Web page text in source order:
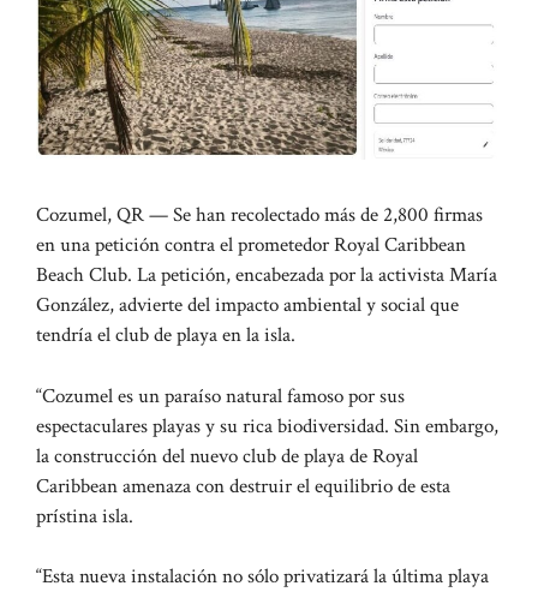
Cozumel, QR — Se han recolectado más de 2,800 firmas
en una petición contra el prometedor Royal Caribbean
Beach Club. La petición, encabezada por la activista María
González, advierte del impacto ambiental y social que
tendría el club de playa en la isla.
“Cozumel es un paraíso natural famoso por sus
espectaculares playas y su rica biodiversidad. Sin embargo,
la construcción del nuevo club de playa de Royal
Caribbean amenaza con destruir el equilibrio de esta
prístina isla.
“Esta nueva instalación no sólo privatizará la última playa